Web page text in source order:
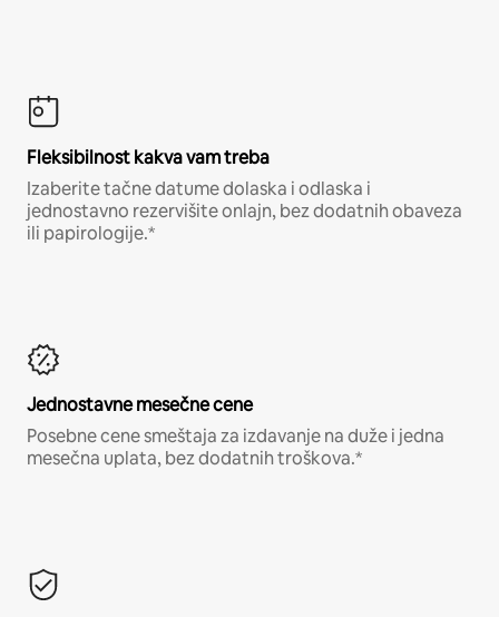
Fleksibilnost kakva vam treba
Izaberite tačne datume dolaska i odlaska i
jednostavno rezervišite onlajn, bez dodatnih obaveza
ili papirologije.*
Jednostavne mesečne cene
Posebne cene smeštaja za izdavanje na duže i jedna
mesečna uplata, bez dodatnih troškova.*